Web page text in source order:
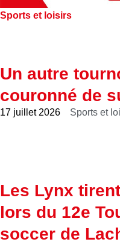
Sports et loisirs
Un autre
couronné de
17 juillet 2026 Sports et
Les Lynx
lors du 12e
soccer de